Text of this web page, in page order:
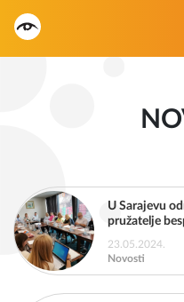
23.05.2024.
Novosti
U Sarajevu
pružatelje